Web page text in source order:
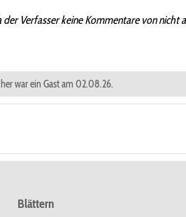
Verfasser keine Kommentare von nicht
war ein Gast am 02.08.26.
Blättern